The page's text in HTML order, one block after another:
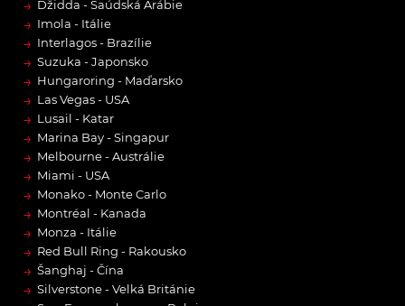
→ Džidda - Saúdská Arábie
→ Imola - Itálie
→ Interlagos - Brazílie
→ Suzuka - Japonsko
→ Hungaroring - Maďarsko
→ Las Vegas - USA
→ Lusail - Katar
→ Marina Bay - Singapur
→ Melbourne - Austrálie
→ Miami - USA
→ Monako - Monte Carlo
→ Montréal - Kanada
→ Monza - Itálie
→ Red Bull Ring - Rakousko
→ Šanghaj - Čína
→ Silverstone - Velká Británie